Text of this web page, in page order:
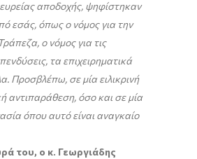
αποδοχής, ψηφίστηκαν
εσάς, όπως ο νόμος για την
ο νόμος για τις
τα επιχειρηματικά
Προσβλέπω, σε μία ειλικρινή
αντιπαράθεση, όσο και σε μία
όπου αυτό είναι αναγκαίο
του, ο κ. Γεωργιάδης